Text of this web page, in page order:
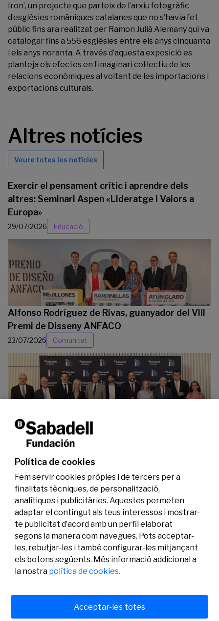
Iron’, un projecte que parteix de l’arxiu fotogràfic
d’esglésies romàniques catalanes que no s’havia fet
públic fins ara realitzat per Ramon Julià Alemany qui va
catalogar fins a 556 esglésies entre els anys cinquanta
i els anys noranta. A través d’aquesta exposició es
planteja els efectes en l’imaginari col·lectiu de les
relacions econòmiques al voltant de les importacions i
exportacions culturals.
Altres notícies
Veure totes les notícies
Exercir el pensament crític i aprendre dels
altres: Seminari Aspen «Lideratge i Valors a
Europa»
29/07/2026 Educació
Alfonso Rodríguez de Rivas, guanyador del VIII
Premi de Disseny ANFACO
23/07/2026 Comunitat
La Fundació Banc Sabadell reconeix a dos
investigadors en els àmbits de l’edició del
genoma i l’energia neta
Legal
Avís legal
Activitat
Convocatòries
Social
Política de cookies
Fem servir cookies pròpies i de tercers per a
finalitats tècniques, de personalització,
analítiques i publicitàries. Aquestes permeten
adaptar el contingut als teus interessos i mostrar-
te publicitat d’acord amb un perfil elaborat
segons la manera com navegues. Pots acceptar-
les, rebutjar-les i també configurar-les mitjançant
els botons següents. Més informació addicional a
la nostra política de cookies.
Acceptar-les totes